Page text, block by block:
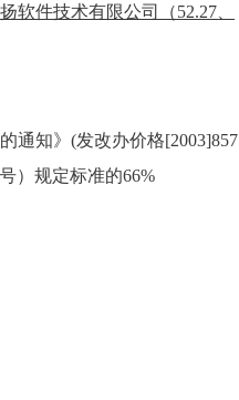
软件技术有限公司（52.27、
通知》(发改办价格[2003]857
）规定标准的66%